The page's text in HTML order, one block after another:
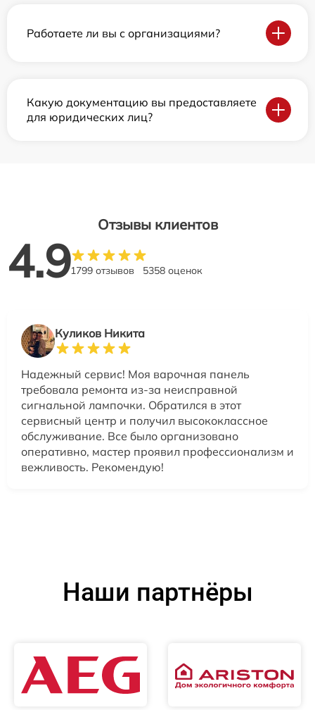
Работаете ли вы с организациями?
Какую документацию вы предоставляете
для юридических лиц?
Отзывы клиентов
4.91799 отзывов 5358 оценок
Куликов Никита
Надежный сервис! Моя варочная панель
требовала ремонта из-за неисправной
сигнальной лампочки. Обратился в этот
сервисный центр и получил высококлассное
обслуживание. Все было организовано
оперативно, мастер проявил профессионализм и
вежливость. Рекомендую!
Наши партнёры